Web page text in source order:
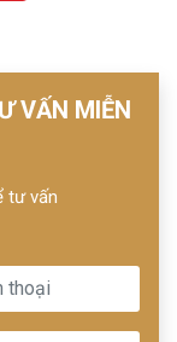
VẤN MIỄN
tư vấn